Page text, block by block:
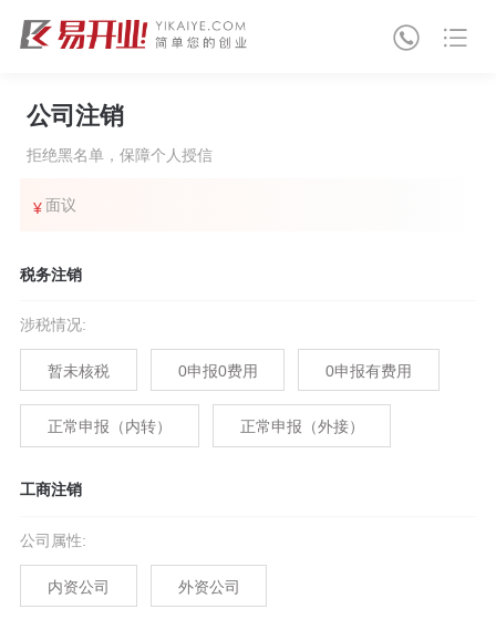
公司注销
拒绝黑名单，保障个人授信
¥ 面议
税务注销
涉税情况:
暂未核税 0申报0费用 0申报有费用
正常申报（内转） 正常申报（外接）
工商注销
公司属性:
内资公司 外资公司